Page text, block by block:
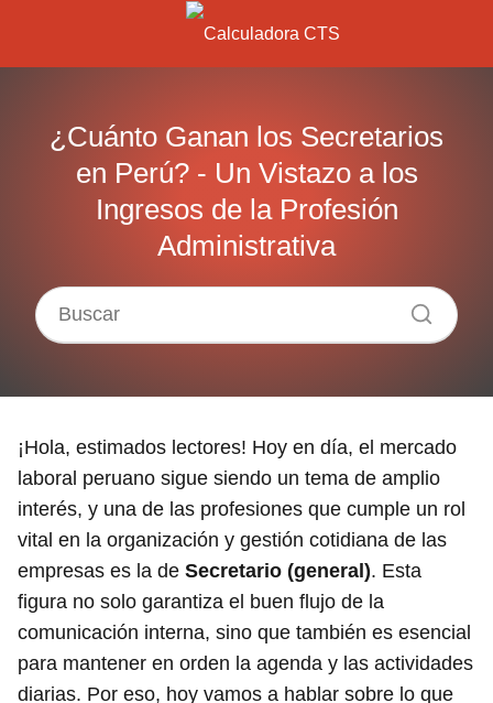
¿Cuánto Ganan los Secretarios
en Perú? - Un Vistazo a los
Ingresos de la Profesión
Administrativa
¡Hola, estimados lectores! Hoy en día, el mercado
laboral peruano sigue siendo un tema de amplio
interés, y una de las profesiones que cumple un rol
vital en la organización y gestión cotidiana de las
empresas es la de Secretario (general). Esta
figura no solo garantiza el buen flujo de la
comunicación interna, sino que también es esencial
para mantener en orden la agenda y las actividades
diarias. Por eso, hoy vamos a hablar sobre lo que